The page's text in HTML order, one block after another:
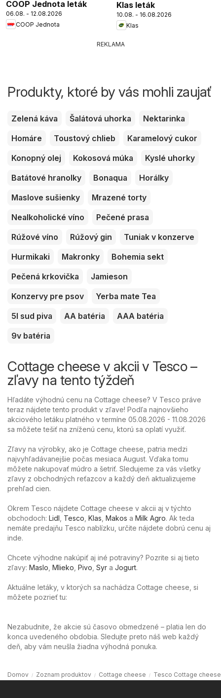
COOP Jednota leták
06.08. - 12.08.2026
COOP Jednota
Klas leták
10.08. - 16.08.2026
Klas
REKLAMA
Produkty, ktoré by vás mohli zaujať
Zelená káva Šalátová uhorka
Nektarinka
Homáre
Toustový chlieb
Karamelový cukor
Konopný olej
Kokosová múka
Kyslé uhorky
Batátové hranolky
Bonaqua
Horálky
Maslove sušienky
Mrazené torty
Nealkoholické víno
Pečené prasa
Rúžové víno
Rúžový gin
Tuniak v konzerve
Hurmikaki
Makronky
Bohemia sekt
Pečená krkovička
Jamieson
Konzervy pre psov
Yerba mate Tea
5l sud piva
AA batéria
AAA batéria
9v batéria
Cottage cheese v akcii v Tesco –
zľavy na tento týždeň
Hľadáte výhodnú cenu na Cottage cheese? V Tesco práve
teraz nájdete tento produkt v zľave! Podľa najnovšieho
akciového letáku platného v termíne 05.08.2026 - 11.08.2026
sa môžete tešiť na zníženú cenu, ktorú sa oplatí využiť.
Zľavy na výrobky, ako je Cottage cheese, patria medzi
najvyhľadávanejšie počas mesiaca August. Vďaka tomu
môžete nakupovať múdro a šetriť. Sledujeme za vás všetky
zľavy z obchodných reťazcov a každý deň aktualizujeme
prehľad cien.
Okrem Tesco nájdete Cottage cheese v akcii aj v týchto
obchodoch: Lidl Tesco Klas Makos a Milk Agro. Ak teda
nemáte predajňu Tesco nablízku, určite nájdete dobrú cenu aj
inde.
Chcete výhodne nakúpiť aj iné potraviny? Pozrite si aj tieto
zľavy: Maslo Mlieko Pivo Syr a Jogurt.
Aktuálne letáky, v ktorých sa nachádza Cottage cheese, si
môžete pozrieť tu:
Nezabudnite, že akcie sú časovo obmedzené – platia len do
konca uvedeného obdobia. Sledujte preto náš web každý
deň, aby vám neušla žiadna výhodná ponuka.
Domov Zoznam produktov Cottage cheese Tesco Cottage cheese